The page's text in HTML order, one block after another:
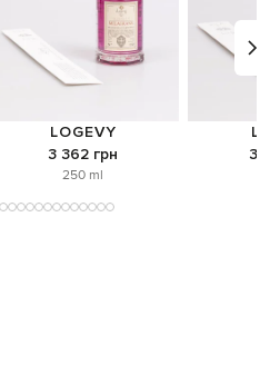
LOGEVY
3 362 грн
250 ml
3